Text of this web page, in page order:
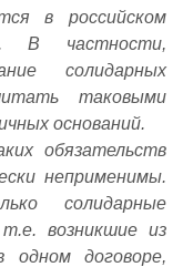
в российском
В частности,
солидарных
таковыми
оснований.
обязательств
неприменимы.
солидарные
возникшие из
одном договоре,